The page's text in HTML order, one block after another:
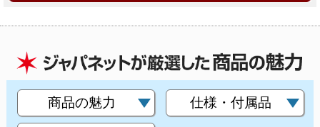
商品の魅力 仕様・付属品